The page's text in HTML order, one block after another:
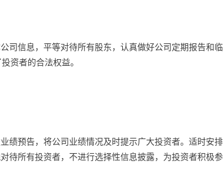
信息，平等对待所有股东，认真做好公司定期报告和
资者的合法权益。
绩预告，将公司业绩情况及时提示广大投资者。适时安
所有投资者，不进行选择性信息披露，为投资者积极